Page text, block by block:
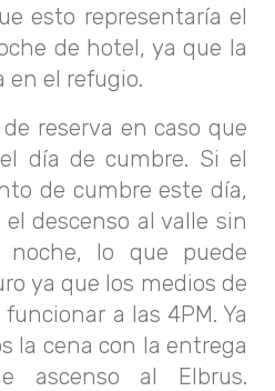
esto representaría el
de hotel, ya que la
en el refugio.
reserva en caso que
día de cumbre. Si el
de cumbre este día,
descenso al valle sin
lo que puede
ya que los medios de
a las 4PM. Ya
la cena con la entrega
ascenso al Elbrus.